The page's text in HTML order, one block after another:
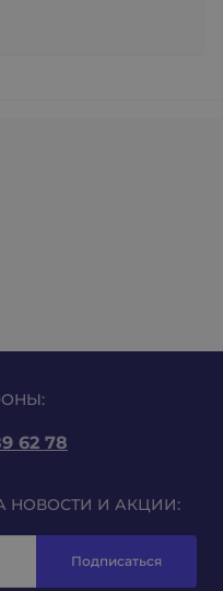
62 78
НОВОСТИ И АКЦИИ:
Подписаться